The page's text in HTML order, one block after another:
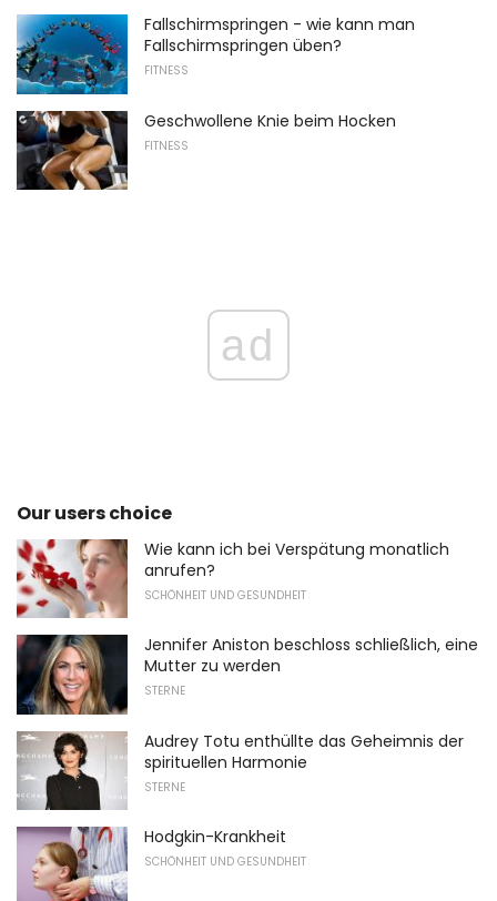
Fallschirmspringen - wie kann man
Fallschirmspringen üben?
FITNESS
Geschwollene Knie beim Hocken
FITNESS
ad
Our users choice
Wie kann ich bei Verspätung monatlich
anrufen?
SCHÖNHEIT UND GESUNDHEIT
Jennifer Aniston beschloss schließlich, eine
Mutter zu werden
STERNE
Audrey Totu enthüllte das Geheimnis der
spirituellen Harmonie
STERNE
Hodgkin-Krankheit
SCHÖNHEIT UND GESUNDHEIT